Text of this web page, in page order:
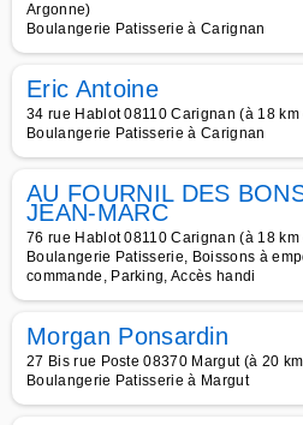
Argonne)
Boulangerie Patisserie à Carignan
Eric Antoine
34 rue Hablot 08110 Carignan (à 18
Boulangerie Patisserie à Carignan
AU FOURNIL DES
JEAN-MARC
76 rue Hablot 08110 Carignan (à 18
Boulangerie Patisserie, Boissons à
commande, Parking, Accès handi
Morgan Ponsardin
27 Bis rue Poste 08370 Margut (à 20
Boulangerie Patisserie à Margut